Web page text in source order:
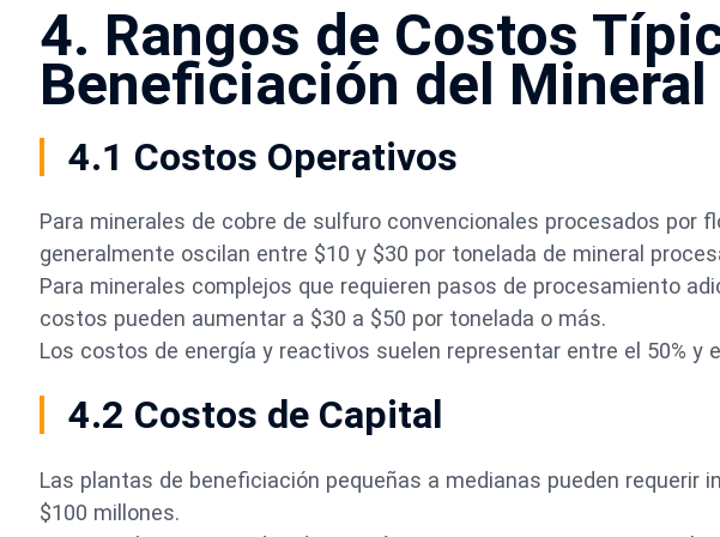
4. Rangos de Costos
Beneficiación del Mineral
4.1 Costos Operativos
Para minerales de cobre de sulfuro convencionales procesados por
generalmente oscilan entre $10 y $30 por tonelada de mineral
Para minerales complejos que requieren pasos de procesamiento
costos pueden aumentar a $30 a $50 por tonelada o más.
Los costos de energía y reactivos suelen representar entre el 50% y
4.2 Costos de Capital
Las plantas de beneficiación pequeñas a medianas pueden requerir
$100 millones.